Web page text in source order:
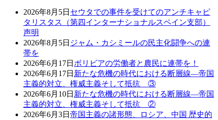
2026年8月5日 セウタでの事件を受けてのアンチキャピ
タリスタス（第四インターナショナルスペイン支部）
声明
2026年8月5日 ジャム・カシミールの民主化闘争への連
帯を
2026年6月17日 ボリビアの労働者と農民に連帯を！
2026年6月17日 新たな危機の時代における断層線―帝国
主義的対立、権威主義そして抵抗 ③
2026年6月10日 新たな危機の時代における断層線―帝国
主義的対立、権威主義そして抵抗 ②
2026年6月3日 帝国主義の諸形態、ロシア、中国 歴史的